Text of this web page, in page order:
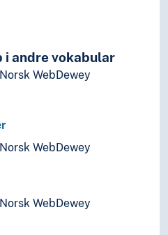
perioder
i andre vokabular
Norsk WebDewey
Norsk WebDewey
Norsk WebDewey